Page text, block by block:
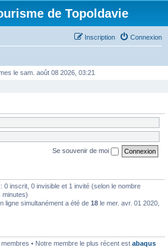
de Topoldavie
Connexion
Inscription
le sam. août 08 2026, 03:21
Se souvenir de moi
0 inscrit, 0 invisible et 1 invité (selon le nombre
minutes)
ligne simultanément a été de 18 le mer. avr. 01 2020,
membres • Notre membre le plus récent est abaqus